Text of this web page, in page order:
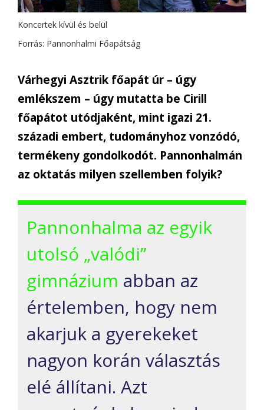
Koncertek kívül és belül
Forrás: Pannonhalmi Főapátság
Várhegyi Asztrik főapát úr – úgy
emlékszem – úgy mutatta be Cirill
főapátot utódjaként, mint igazi 21.
századi embert, tudományhoz vonzódó,
termékeny gondolkodót. Pannonhalmán
az oktatás milyen szellemben folyik?
Pannonhalma az egyik
utolsó „valódi”
gimnázium abban az
értelemben, hogy nem
akarjuk a gyerekeket
nagyon korán választás
elé állítani. Azt